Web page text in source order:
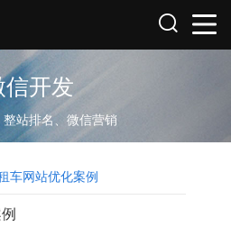
开发
站排名、微信营销
车网站优化案例